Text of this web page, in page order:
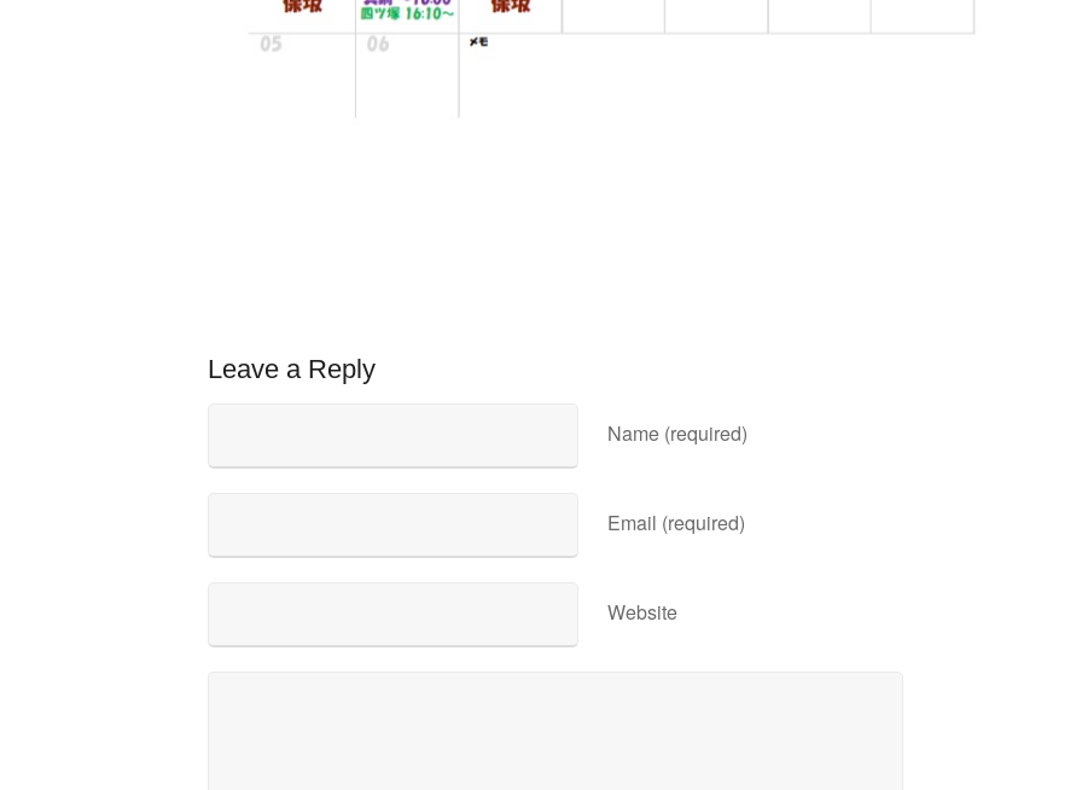
Leave a Reply
Name (required)
Email (required)
Website